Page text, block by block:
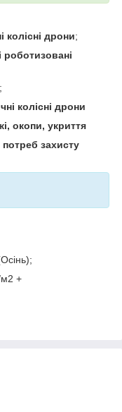
колісні дрони;
роботизовані
;
колісні дрони
окопи, укриття
захисту
м2 +